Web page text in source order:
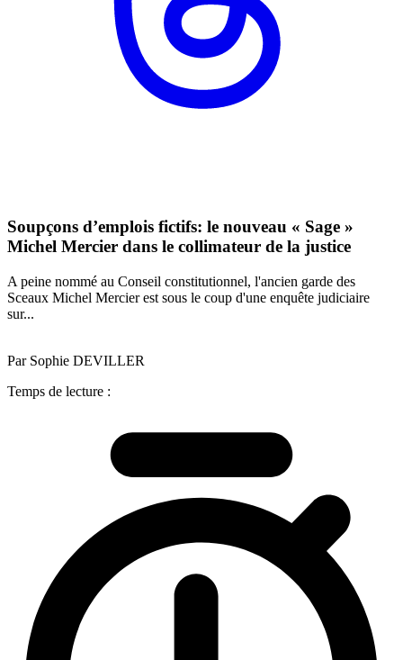
Soupçons d’emplois fictifs: le nouveau « Sage »
Michel Mercier dans le collimateur de la justice
A peine nommé au Conseil constitutionnel, l'ancien garde des
Sceaux Michel Mercier est sous le coup d'une enquête judiciaire
sur...
Par Sophie DEVILLER
Temps de lecture :